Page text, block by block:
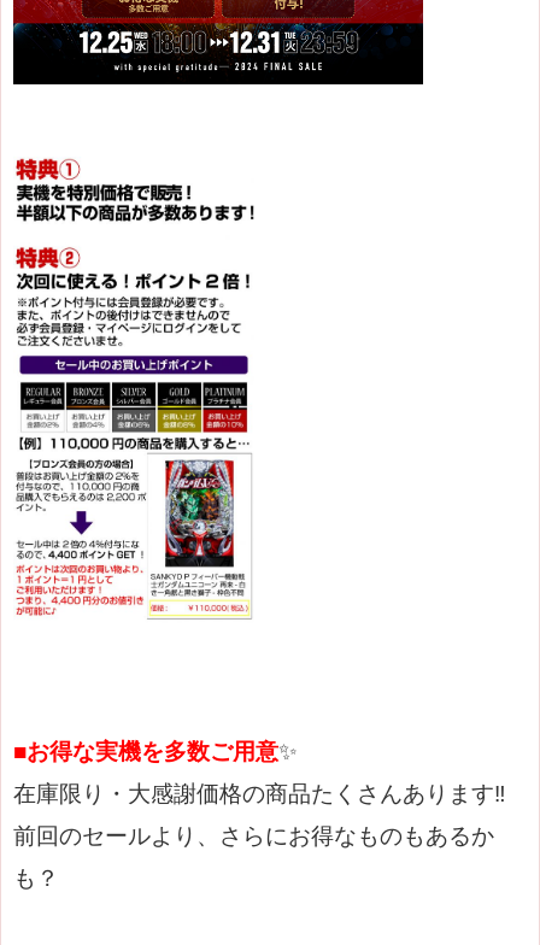
■お得な実機を多数ご用意✨
在庫限り・大感謝価格の商品たくさんあります‼
前回のセールより、さらにお得なものもあるか
も？